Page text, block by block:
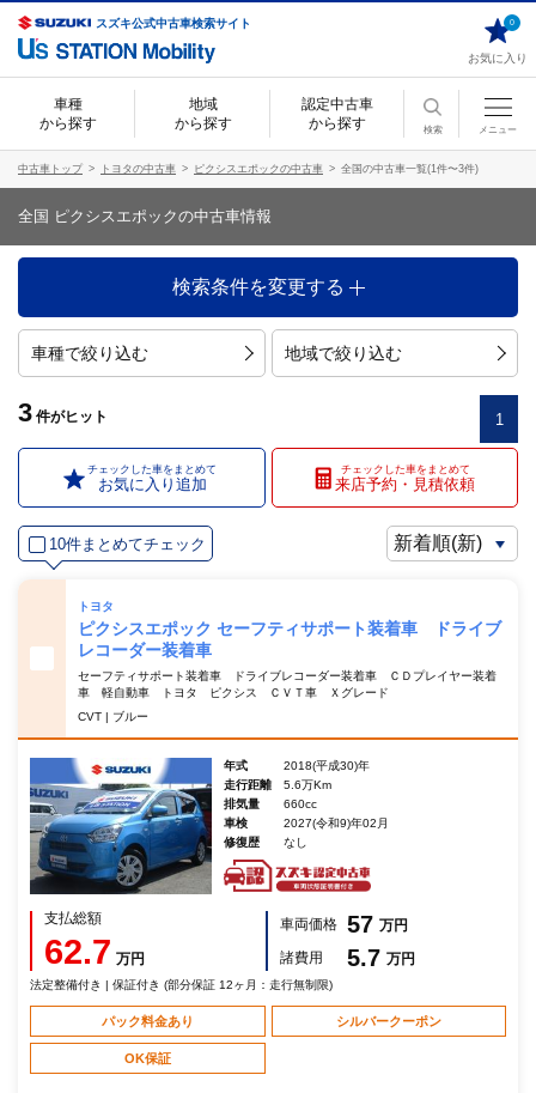
スズキ公式中古車検索サイト
お気に入り
0
車種
から探す
地域
から探す
認定中古車
から探す
検索 メニュー
中古車トップ トヨタの中古車 ピクシスエポックの中古車 全国の中古車一覧(1件〜3件)
全国 ピクシスエポックの中古車情報
検索条件を変更する
車種で絞り込む 地域で絞り込む
3 件がヒット 1
チェックした車をまとめて
お気に入り追加
チェックした車をまとめて
来店予約・見積依頼
10件まとめてチェック
トヨタ
ピクシスエポック セーフティサポート装着車 ドライブ
レコーダー装着車
セーフティサポート装着車 ドライブレコーダー装着車 ＣＤプレイヤー装着
車 軽自動車 トヨタ ピクシス ＣＶＴ車 Ｘグレード
CVT | ブルー
年式
2018(平成30)年
走行距離
5.6万Km
排気量
660cc
車検
2027(令和9)年02月
修復歴
なし
支払総額
62.7 万円
車両価格 57 万円
諸費用
5.7 万円
法定整備付き | 保証付き (部分保証 12ヶ月：走行無制限)
パック料金あり シルバークーポン
OK保証